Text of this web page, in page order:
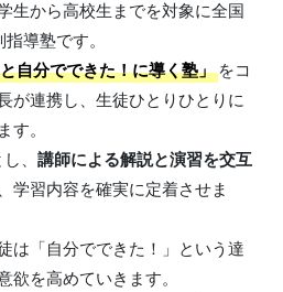
生から高校生までを対象に全国
導塾です。
自分でできた！に導く塾」をコ
が連携し、生徒ひとりひとりに
す。
、 講師による解説と演習を交互
学習内容を確実に定着させま
は「自分でできた！」という達
欲を高めていきます。